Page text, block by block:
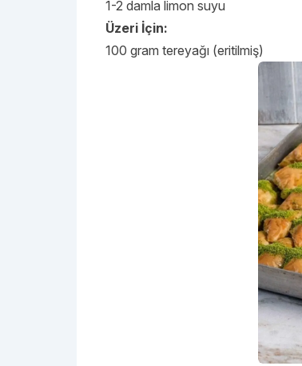
1-2 damla limon suyu
Üzeri İçin:
100 gram tereyağı (eritilmiş)